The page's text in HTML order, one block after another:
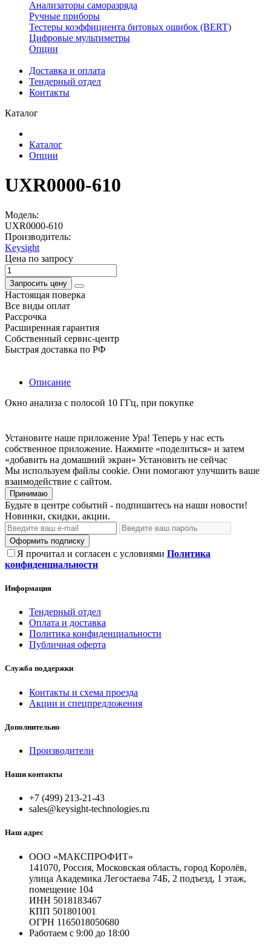
Анализаторы саморазряда
Ручные приборы
Тестеры коэффициента битовых ошибок (BERT)
Цифровые мультиметры
Опции
Доставка и оплата
Тендерный отдел
Контакты
Каталог
Каталог
Опции
UXR0000-610
Модель:
UXR0000-610
Производитель:
Keysight
Цена по запросу
Запросить цену
Настоящая поверка
Все виды оплат
Рассрочка
Расширенная гарантия
Собственный сервис-центр
Быстрая доставка по РФ
Описание
Окно анализа с полосой 10 ГГц, при покупке
Установите наше приложение Ура! Теперь у нас есть
собственное приложение. Нажмите «поделиться» и затем
«добавить на домашний экран» Установить не сейчас
Мы используем файлы cookie. Они помогают улучшить ваше
взаимодействие с сайтом.
Принимаю
Будьте в центре событий - подпишитесь на наши новости!
Новинки, скидки, акции.
Оформить подписку
Я прочитал и согласен с условиями Политика
конфиденциальности
Информация
Тендерный отдел
Оплата и доставка
Политика конфиденциальности
Публичная оферта
Служба поддержки
Контакты и схема проезда
Акции и спецпредложения
Дополнительно
Производители
Наши контакты
+7 (499) 213-21-43
sales@keysight-technologies.ru
Наш адрес
ООО «МАКСПРОФИТ»
141070, Россия, Московская область, город Королёв,
улица Академика Легостаева 74Б, 2 подъезд, 1 этаж,
помещение 104
ИНН 5018183467
КПП 501801001
ОГРН 1165018050680
Работаем с 9:00 до 18:00